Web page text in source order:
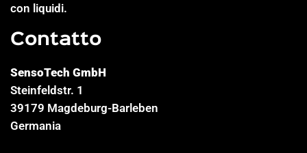
con liquidi.
Contatto
SensoTech GmbH
Steinfeldstr. 1
39179 Magdeburg-Barleben
Germania